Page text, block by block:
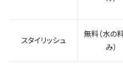
スタイリッシュ
無料（水の
み）